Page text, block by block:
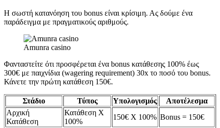
Η σωστή κατανόηση του bonus είναι κρίσιμη. Ας δούμε ένα
παράδειγμα με πραγματικούς αριθμούς.
Amunra casino
Φανταστείτε ότι προσφέρεται ένα bonus κατάθεσης 100% έως
300€ με παιχνίδια (wagering requirement) 30x το ποσό του bonus.
Κάνετε την πρώτη κατάθεση 150€.
Στάδιο Τύπος Υπολογισμός
Αποτέλεσμα
Αρχική
Κατάθεση
Κατάθεση Χ
100%
150€ Χ 100% Bonus = 150€